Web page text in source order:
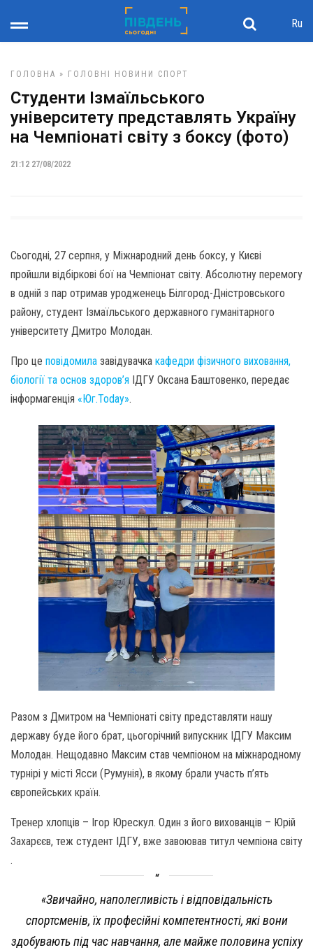
Ru
ГОЛОВНА » ГОЛОВНІ НОВИНИ СПОРТ
Студенти Ізмаїльського
університету представлять Україну
на Чемпіонаті світу з боксу (фото)
21:12 27/08/2022
Сьогодні, 27 серпня, у Міжнародний день боксу, у Києві
пройшли відбіркові бої на Чемпіонат світу. Абсолютну перемогу
в одній з пар отримав уродженець Білгород-Дністровського
району, студент Ізмаїльського державного гуманітарного
університету Дмитро Молодан.
Про це повідомила завідувачка кафедри фізичного виховання,
біології та основ здоров’я ІДГУ Оксана Баштовенко, передає
інформагенція «Юг.Today».
Разом з Дмитром на Чемпіонаті світу представляти нашу
державу буде його брат, цьогорічний випускник ІДГУ Максим
Молодан. Нещодавно Максим став чемпіоном на міжнародному
турнірі у місті Ясси (Румунія), в якому брали участь п’ять
європейських країн.
Тренер хлопців – Ігор Юрескул. Один з його вихованців – Юрій
Захарєєв, теж студент ІДГУ, вже завоював титул чемпіона світу
.
«Звичайно, наполегливість і відповідальність
спортсменів, їх професійні компетентності, які вони
здобувають під час навчання, але майже половина успіху